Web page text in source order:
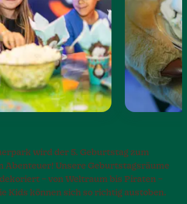
wird der 5. Geburtstag zum
Abenteuer! Unsere Geburtstagsräume
– von Weltraum bis Piraten –
Kids können sich so richtig austoben.